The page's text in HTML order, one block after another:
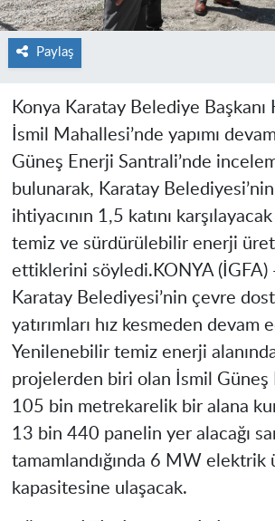
Paylaş
Konya Karatay Belediye Başkanı
İsmil Mahallesi’nde yapımı
Güneş Enerji Santrali’nde
bulunarak, Karatay
ihtiyacının 1,5 katını
temiz ve sürdürülebilir enerji
ettiklerini söyledi. KONYA (İGFA)
Karatay Belediyesi’nin çevre
yatırımları hız kesmeden devam
Yenilenebilir temiz enerji
projelerden biri olan İsmil Güneş
105 bin metrekarelik bir alana
13 bin 440 panelin yer alacağı
tamamlandığında 6 MW elektrik
kapasitesine ulaşacak.